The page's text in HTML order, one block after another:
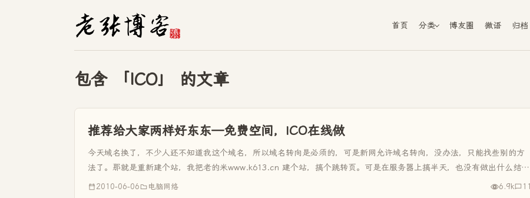
首页 分类 博友圈 微语 归档
包含 「ICO」 的文章
推荐给大家两样好东东—免费空间，ICO在线做
今天域名换了，不少人还不知道我这个域名，所以域名转向是必须的，可是新网允许域名转向，没办法，只能找些别的方
法了。那就是重新建个站，我把老的米www.k613.cn 建个站，搞个跳转页。可是在服务器上搞半天，也没有做出什么结果
来，还用了几...
2010-06-06 电脑网络 6.9k 11